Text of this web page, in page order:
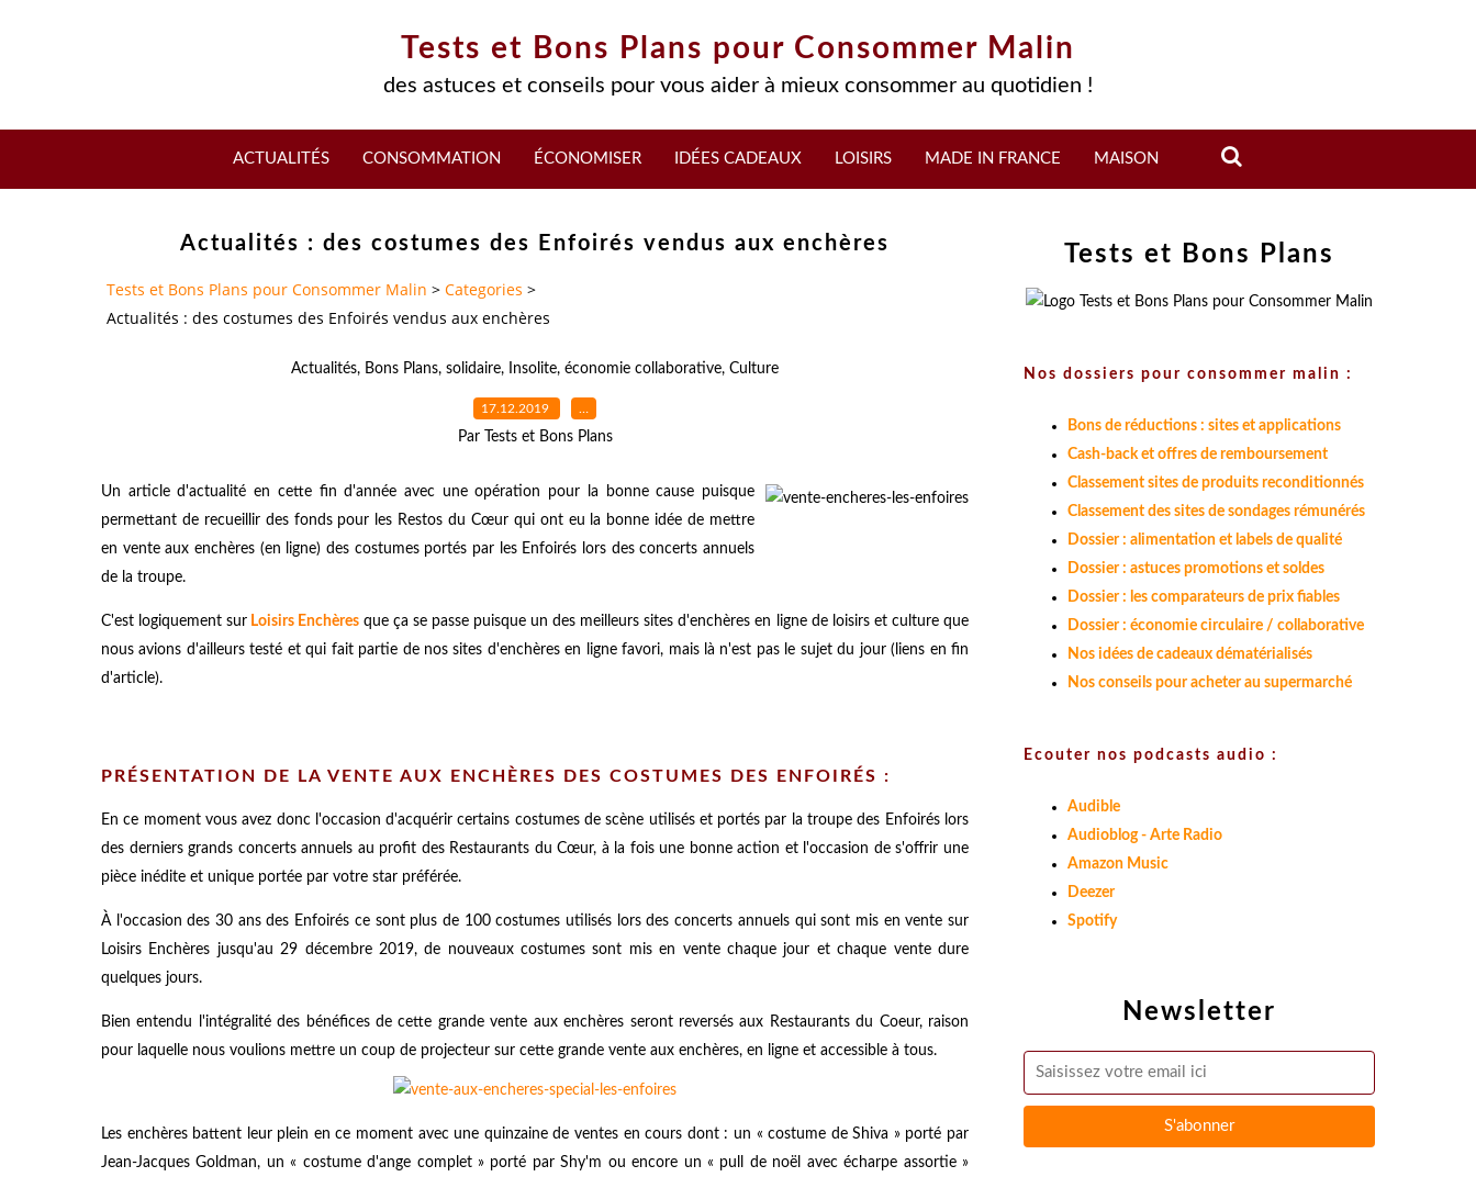
Tests et Bons Plans pour Consommer Malin
des astuces et conseils pour vous aider à mieux consommer au quotidien !
ACTUALITÉS CONSOMMATION ÉCONOMISER IDÉES CADEAUX LOISIRS MADE IN FRANCE MAISON
Actualités : des costumes des Enfoirés vendus aux enchères
Tests et Bons Plans pour Consommer Malin > Categories >
Actualités : des costumes des Enfoirés vendus aux enchères
Actualités, Bons Plans, solidaire, Insolite, économie collaborative, Culture
17.12.2019 …
Par Tests et Bons Plans
Un article d'actualité en cette fin d'année avec une opération pour la bonne cause puisque
permettant de recueillir des fonds pour les Restos du Cœur qui ont eu la bonne idée de mettre
en vente aux enchères (en ligne) des costumes portés par les Enfoirés lors des concerts annuels
de la troupe.​​​
C'est logiquement sur Loisirs Enchères que ça se passe puisque un des meilleurs sites d'enchères en ligne de loisirs et culture que
nous avions d'ailleurs testé et qui fait partie de nos sites d'enchères en ligne favori, mais là n'est pas le sujet du jour (liens en fin
d'article).
PRÉSENTATION DE LA VENTE AUX ENCHÈRES DES COSTUMES DES ENFOIRÉS :
En ce moment vous avez donc l'occasion d'acquérir certains costumes de scène utilisés et portés par la troupe des Enfoirés lors
des derniers grands concerts annuels au profit des Restaurants du Cœur, à la fois une bonne action et l'occasion de s'offrir une
pièce inédite et unique portée par votre star préférée.
À l'occasion des 30 ans des Enfoirés ce sont plus de 100 costumes utilisés lors des concerts annuels qui sont mis en vente sur
Loisirs Enchères jusqu'au 29 décembre 2019, de nouveaux costumes sont mis en vente chaque jour et chaque vente dure
quelques jours.
Bien entendu l'intégralité des bénéfices de cette grande vente aux enchères seront reversés aux Restaurants du Coeur, raison
pour laquelle nous voulions mettre un coup de projecteur sur cette grande vente aux enchères, en ligne et accessible à tous.
Les enchères battent leur plein en ce moment avec une quinzaine de ventes en cours dont : un « costume de Shiva » porté par
Jean-Jacques Goldman, un « costume d'ange complet » porté par Shy'm ou encore un « pull de noël avec écharpe assortie »
Newsletter
Tests et Bons Plans
Nos dossiers pour consommer malin :
Bons de réductions : sites et applications
Cash-back et offres de remboursement
Classement sites de produits reconditionnés
Classement des sites de sondages rémunérés
Dossier : alimentation et labels de qualité
Dossier : astuces promotions et soldes
Dossier : les comparateurs de prix fiables
Dossier : économie circulaire / collaborative
Nos idées de cadeaux dématérialisés
Nos conseils pour acheter au supermarché
Ecouter nos podcasts audio :
Audible
Audioblog - Arte Radio
Amazon Music
Deezer
Spotify